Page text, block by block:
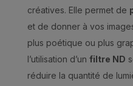
créatives. Elle permet de
et de donner à vos
plus poétique ou plus
l’utilisation d’un filtre ND
réduire la quantité de